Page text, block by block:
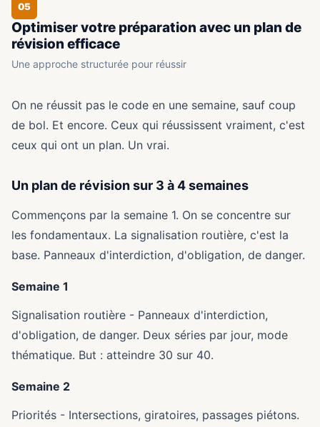
05
Optimiser votre préparation avec un plan de
révision efficace
Une approche structurée pour réussir
On ne réussit pas le code en une semaine, sauf coup
de bol. Et encore. Ceux qui réussissent vraiment, c'est
ceux qui ont un plan. Un vrai.
Un plan de révision sur 3 à 4 semaines
Commençons par la semaine 1. On se concentre sur
les fondamentaux. La signalisation routière, c'est la
base. Panneaux d'interdiction, d'obligation, de danger.
Semaine 1
Signalisation routière - Panneaux d'interdiction,
d'obligation, de danger. Deux séries par jour, mode
thématique. But : atteindre 30 sur 40.
Semaine 2
Priorités - Intersections, giratoires, passages piétons.